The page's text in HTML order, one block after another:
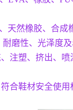
天然橡胶、合
磨性、光泽度
注塑、挤出、
合鞋材安全使